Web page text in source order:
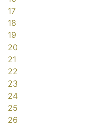
17
18
19
20
21
22
23
24
25
26